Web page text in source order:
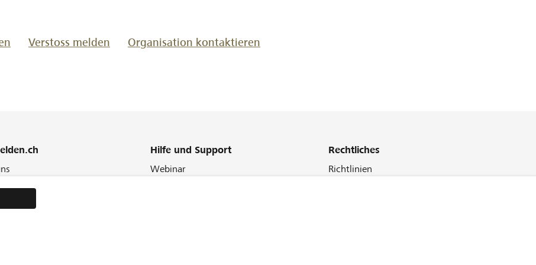
Verstoss melden Organisation kontaktieren
Hilfe und Support
Webinar
Rechtliches
Richtlinien